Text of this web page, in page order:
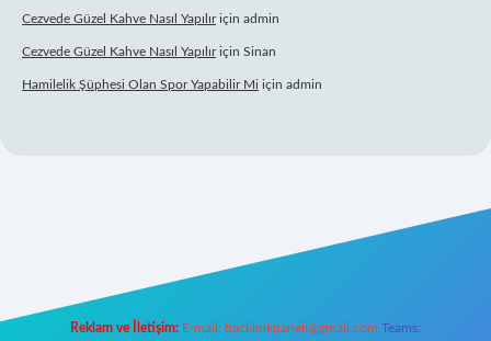
Cezvede Güzel Kahve Nasıl Yapılıriçin admin
Cezvede Güzel Kahve Nasıl Yapılıriçin Sinan
Hamilelik Şüphesi Olan Spor Yapabilir Mi için admin
Reklam ve İletişim: E-mail: backlinkpaneli@gmail.com Teams: